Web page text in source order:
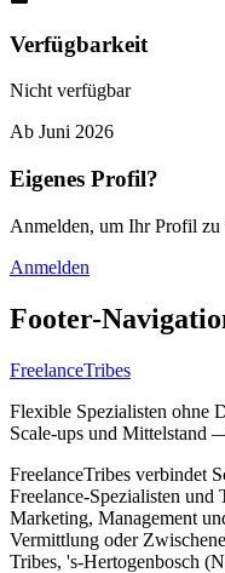
Verfügbarkeit
Nicht verfügbar
Ab Juni 2026
Eigenes Profil?
Anmelden, um Ihr Profil zu
Anmelden
Footer-
FreelanceTribes
Flexible Spezialisten ohne
Scale-ups und Mittelstand
FreelanceTribes verbindet
Freelance-Spezialisten
Marketing, Management
Vermittlung oder
Tribes, 's-Hertogenbosch